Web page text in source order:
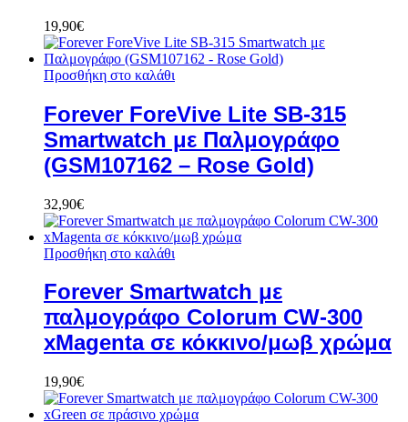
19,90€
Προσθήκη στο καλάθι
Forever ForeVive Lite SB-315
Smartwatch με Παλμογράφο
(GSM107162 – Rose Gold)
32,90€
Προσθήκη στο καλάθι
Forever Smartwatch με
παλμογράφο Colorum CW-300
xMagenta σε κόκκινο/μωβ χρώμα
19,90€